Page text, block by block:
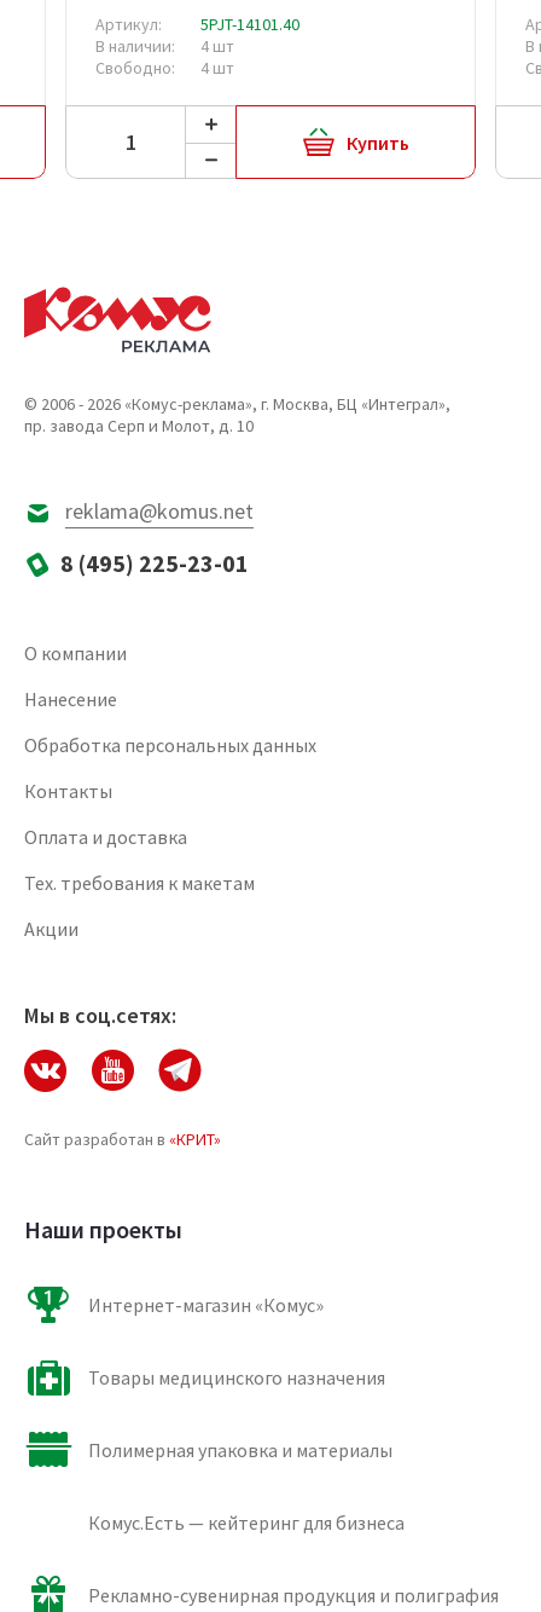
Артикул:
5PJT-14101.40
В наличии:
4 шт
Свободно:
4 шт
Купить
В
© 2006 - 2026 «Комус-реклама», г. Москва, БЦ «Интеграл»,
пр. завода Серп и Молот, д. 10
reklama@komus.net
8 (495) 225-23-01
О компании
Нанесение
Обработка персональных данных
Контакты
Оплата и доставка
Тех. требования к макетам
Акции
Мы в соц.сетях:
Сайт разработан в «КРИТ»
Наши проекты
Интернет-магазин «Комус»
Товары медицинского назначения
Полимерная упаковка и материалы
Комус.Есть — кейтеринг для бизнеса
Рекламно-сувенирная продукция и полиграфия